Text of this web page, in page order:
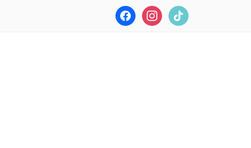
facebookinstagramtiktok